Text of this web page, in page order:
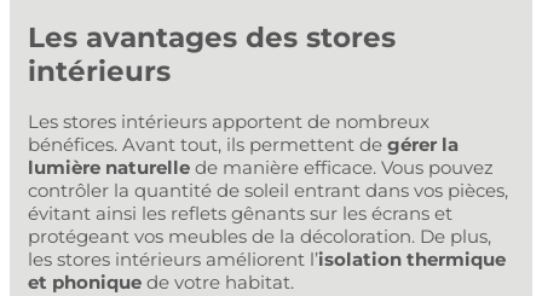
Les avantages des stores
intérieurs
Les stores intérieurs apportent de nombreux
bénéfices. Avant tout, ils permettent de gérer la
lumière naturelle de manière efficace. Vous pouvez
contrôler la quantité de soleil entrant dans vos pièces,
évitant ainsi les reflets gênants sur les écrans et
protégeant vos meubles de la décoloration. De plus,
les stores intérieurs améliorent l’isolation thermique
et phonique de votre habitat.